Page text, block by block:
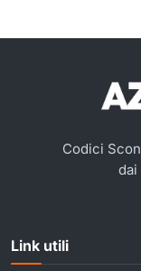
Codici
dai
Link utili